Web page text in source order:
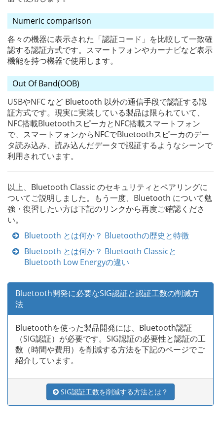
Numeric comparison
各々の機器に表示された「認証コード」を比較して一致確
認する認証方式です。スマートフォンやカーナビなど表示
機能を持つ機器で使用します。
Out Of Band(OOB)
USBやNFC など Bluetooth 以外の通信手段で認証する認
証方式です。現実に実装している製品は限られていて、
NFC搭載BluetoothスピーカとNFC搭載スマートフォン
で、スマートフォンからNFCでBluetoothスピーカのデー
タ読み込み、読み込んだデータで認証するようなシーンで
利用されています。
以上、Bluetooth Classic のセキュリティとペアリングに
ついてご説明しました。もう一度、Bluetooth について勉
強・復習したい方は下記のリンクから再度ご確認くださ
い。
Bluetooth とは何か？ Bluetoothの歴史と特徴
Bluetooth とは何か？ Bluetooth Classicと
Bluetooth Low Energyの違い
Bluetooth開発に必要なSIG認証と認証工数の削減方
法
Bluetoothを使った製品開発には、Bluetooth認証
（SIG認証）が必要です。SIG認証の必要性と認証の工
数（時間や費用）を削減する方法を下記のページでご
紹介しています。
SIG認証工数を削減する方法とは？